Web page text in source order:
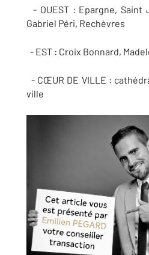
- OUEST : Epargne, Saint
Gabriel Péri, Rechèvres
- EST : Croix Bonnard,
- CŒUR DE VILLE :
ville